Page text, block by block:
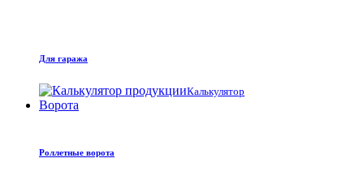
Для гаража
Калькулятор
Ворота
Роллетные ворота